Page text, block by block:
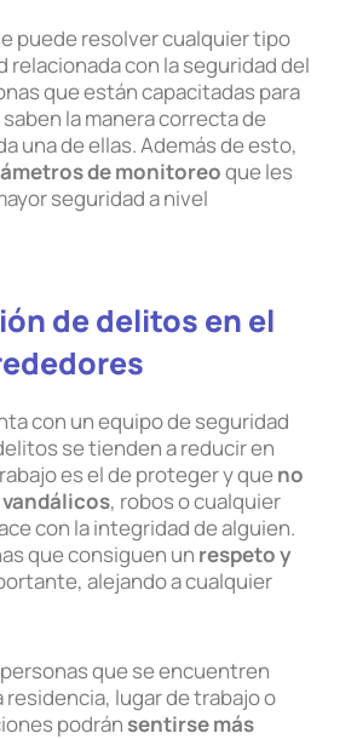
puede resolver cualquier tipo
relacionada con la seguridad del
que están capacitadas para
la manera correcta de
una de ellas. Además de esto,
de monitoreoque les
seguridad a nivel
de delitos en el
con un equipo de seguridad
se tienden a reducir en
es el de proteger y que no
, robos o cualquier
con la integridad de alguien.
que consiguen un respeto y
alejando a cualquier
que se encuentren
residencia, lugar de trabajo o
podrán sentirse más